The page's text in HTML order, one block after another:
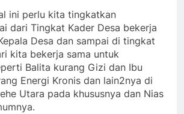
ini perlu kita tingkatkan
dari Tingkat Kader Desa bekerja
Desa dan sampai di tingkat
kita bekerja sama untuk
Balita kurang Gizi dan Ibu
Energi Kronis dan lain2nya di
Utara pada khususnya dan Nias